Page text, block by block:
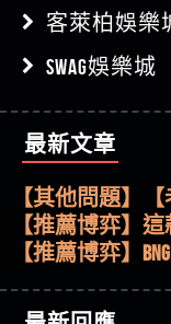
客萊柏娛樂
SWAG娛樂城
最新文章
【其他問題】
娛樂之旅
【其他問題】
這樣挑！RTP
【推薦博弈】
過才知道什麼
【推薦博弈】
51,000倍數玩法
【其他問題】